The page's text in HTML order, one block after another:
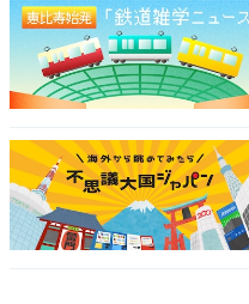
代わりに、普通車に対し
ながら、特別車両の料金
た。このとき特別車両の
なく「グリーン車」とし
の名称変更である）。
この当時の1等車の外観は